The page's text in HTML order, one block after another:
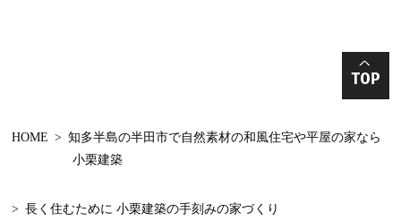
2024年3月
2024年1月
収納棚
減築
HOME
知多半島の半田市で自然素材の和風住宅や平屋の家なら
小栗建築
長く住むために 小栗建築の手刻みの家づくり